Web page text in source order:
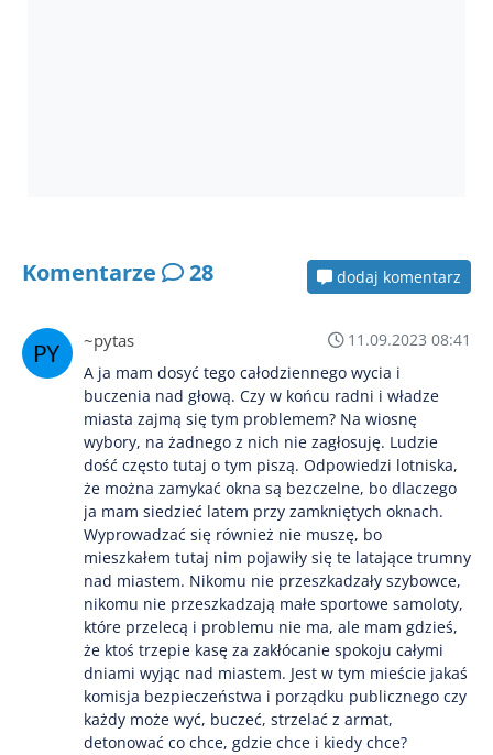
Komentarze 28 dodaj komentarz
~pytas
11.09.2023 08:41
A ja mam dosyć tego całodziennego wycia i
buczenia nad głową. Czy w końcu radni i władze
miasta zajmą się tym problemem? Na wiosnę
wybory, na żadnego z nich nie zagłosuję. Ludzie
dość często tutaj o tym piszą. Odpowiedzi lotniska,
że można zamykać okna są bezczelne, bo dlaczego
ja mam siedzieć latem przy zamkniętych oknach.
Wyprowadzać się również nie muszę, bo
mieszkałem tutaj nim pojawiły się te latające trumny
nad miastem. Nikomu nie przeszkadzały szybowce,
nikomu nie przeszkadzają małe sportowe samoloty,
które przelecą i problemu nie ma, ale mam gdzieś,
że ktoś trzepie kasę za zakłócanie spokoju całymi
dniami wyjąc nad miastem. Jest w tym mieście jakaś
komisja bezpieczeństwa i porządku publicznego czy
każdy może wyć, buczeć, strzelać z armat,
detonować co chce, gdzie chce i kiedy chce?